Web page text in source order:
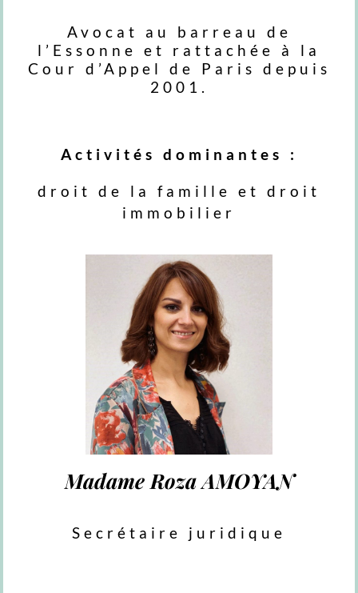
Avocat au barreau de
l’Essonne et rattachée à la
Cour d’Appel de Paris depuis
2001.
Activités dominantes :
droit de la famille et droit
immobilier
Madame Roza AMOYAN
Secrétaire juridique